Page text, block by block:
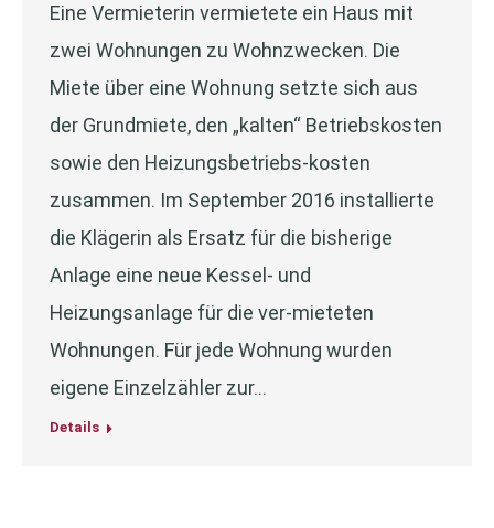
Eine Vermieterin vermietete ein Haus mit
zwei Wohnungen zu Wohnzwecken. Die
Miete über eine Wohnung setzte sich aus
der Grundmiete, den „kalten“ Betriebskosten
sowie den Heizungsbetriebs-kosten
zusammen. Im September 2016 installierte
die Klägerin als Ersatz für die bisherige
Anlage eine neue Kessel- und
Heizungsanlage für die ver-mieteten
Wohnungen. Für jede Wohnung wurden
eigene Einzelzähler zur…
Details